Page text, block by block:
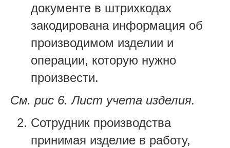
документе в штрихкодах
закодирована информация об
производимом изделии и
операции, которую нужно
произвести.
См. рис 6. Лист учета изделия.
Сотрудник производства
принимая изделие в работу,